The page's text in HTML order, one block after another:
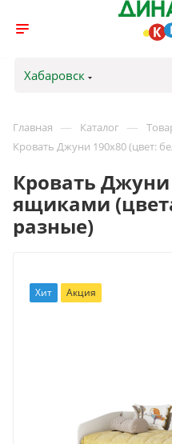
Хабаровск
Главная — Каталог —
Кровать Джуни 190х80 (цвет:
Кровать Джуни
ящиками
разные)
Хит Акция